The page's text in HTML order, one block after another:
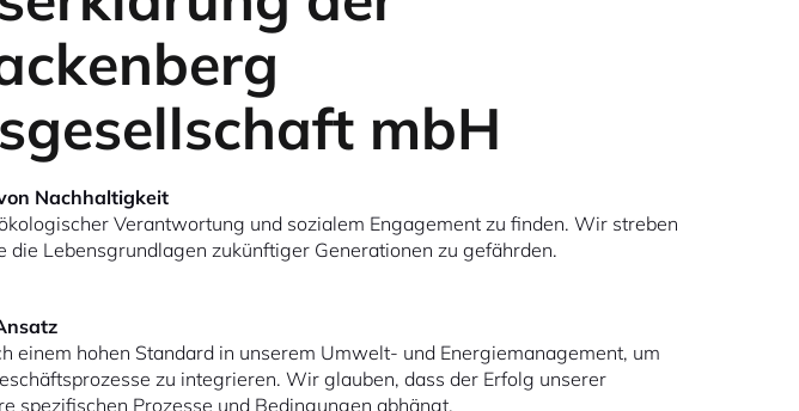
mbH
Nachhaltigkeit
Verantwortung und sozialem Engagement zu finden. Wir streben
Lebensgrundlagen zukünftiger Generationen zu gefährden.
hohen Standard in unserem Umwelt- und Energiemanagement, um
zu integrieren. Wir glauben, dass der Erfolg unserer
spezifischen Prozesse und Bedingungen abhängt.